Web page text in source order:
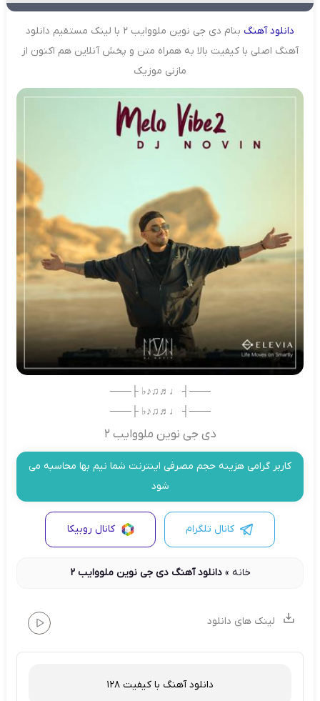
دانلودآهنگ
بنام دی جی نوین ملووایب 2 با لینک مستقیم دانلود
آهنگ اصلی با کیفیت بالا به همراه متن و پخش آنلاین هم اکنون از
مازنی موزیک
───┤ ♩♬♫♪♭ ├───
───┤ ♩♬♫♪♭ ├───
دی جی نوین ملووایب 2
کاربر گرامی هزینه حجم مصرفی اینترنت شما نیم بها محاسبه می
شود
کانال تلگرام کانال روبیکا
خانه »دانلود آهنگ دی جی نوین ملووایب 2
لینک های دانلود
دانلود آهنگ با کیفیت 128